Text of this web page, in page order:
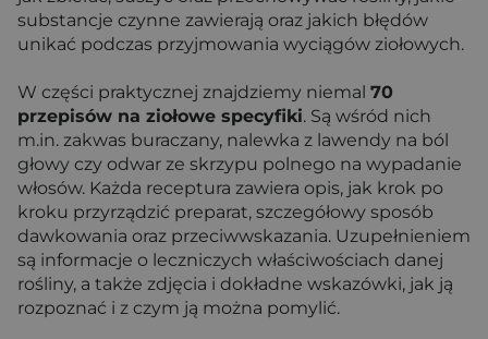
substancje czynne zawierają oraz jakich błędów
unikać podczas przyjmowania wyciągów ziołowych.
W części praktycznej znajdziemy niemal 70
przepisów na ziołowe specyfiki. Są wśród nich
m.in. zakwas buraczany, nalewka z lawendy na ból
głowy czy odwar ze skrzypu polnego na wypadanie
włosów. Każda receptura zawiera opis, jak krok po
kroku przyrządzić preparat, szczegółowy sposób
dawkowania oraz przeciwwskazania. Uzupełnieniem
są informacje o leczniczych właściwościach danej
rośliny, a także zdjęcia i dokładne wskazówki, jak ją
rozpoznać i z czym ją można pomylić.